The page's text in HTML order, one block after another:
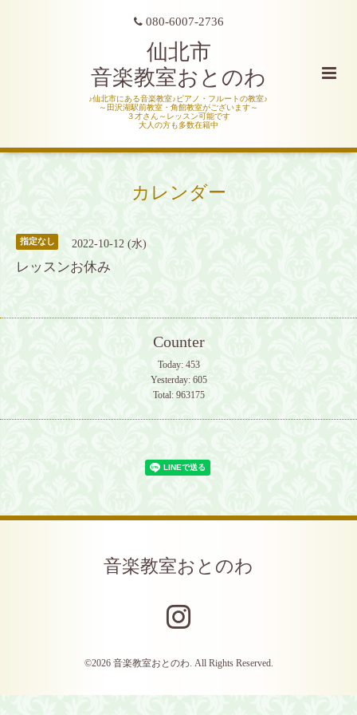
080-6007-2736
仙北市
音楽教室おとのわ
♪仙北市にある音楽教室♪ピアノ・フルートの教室♪
～田沢湖駅前教室・角館教室がございます～
３才さん～レッスン可能です
大人の方も多数在籍中
カレンダー
指定なし 2022-10-12 (水)
レッスンお休み
Counter
Today: 453
Yesterday: 605
Total: 963175
音楽教室おとのわ
©2026 音楽教室おとのわ. All Rights Reserved.